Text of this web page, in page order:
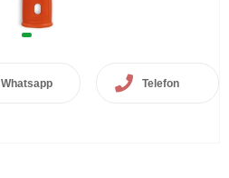
Whatsapp Telefon